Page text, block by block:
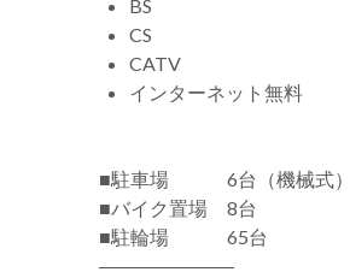
BS
CS
CATV
インターネット無料
■駐車場 6台（機械式）
■バイク置場 8台
■駐輪場 65台
―――――――